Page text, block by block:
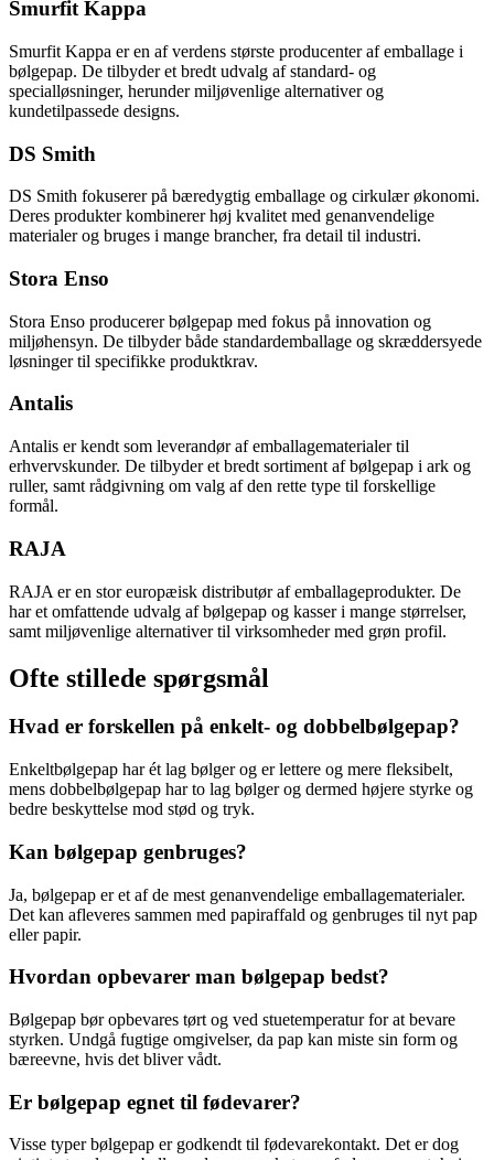
Smurfit Kappa
Smurfit Kappa er en af verdens største producenter af emballage i
bølgepap. De tilbyder et bredt udvalg af standard- og
specialløsninger, herunder miljøvenlige alternativer og
kundetilpassede designs.
DS Smith
DS Smith fokuserer på bæredygtig emballage og cirkulær økonomi.
Deres produkter kombinerer høj kvalitet med genanvendelige
materialer og bruges i mange brancher, fra detail til industri.
Stora Enso
Stora Enso producerer bølgepap med fokus på innovation og
miljøhensyn. De tilbyder både standardemballage og skræddersyede
løsninger til specifikke produktkrav.
Antalis
Antalis er kendt som leverandør af emballagematerialer til
erhvervskunder. De tilbyder et bredt sortiment af bølgepap i ark og
ruller, samt rådgivning om valg af den rette type til forskellige
formål.
RAJA
RAJA er en stor europæisk distributør af emballageprodukter. De
har et omfattende udvalg af bølgepap og kasser i mange størrelser,
samt miljøvenlige alternativer til virksomheder med grøn profil.
Ofte stillede spørgsmål
Hvad er forskellen på enkelt- og dobbelbølgepap?
Enkeltbølgepap har ét lag bølger og er lettere og mere fleksibelt,
mens dobbelbølgepap har to lag bølger og dermed højere styrke og
bedre beskyttelse mod stød og tryk.
Kan bølgepap genbruges?
Ja, bølgepap er et af de mest genanvendelige emballagematerialer.
Det kan afleveres sammen med papiraffald og genbruges til nyt pap
eller papir.
Hvordan opbevarer man bølgepap bedst?
Bølgepap bør opbevares tørt og ved stuetemperatur for at bevare
styrken. Undgå fugtige omgivelser, da pap kan miste sin form og
bæreevne, hvis det bliver vådt.
Er bølgepap egnet til fødevarer?
Visse typer bølgepap er godkendt til fødevarekontakt. Det er dog